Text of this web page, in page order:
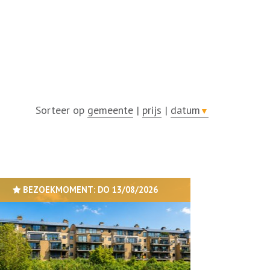
Sorteer op gemeente | prijs | datum ▼
BEZOEKMOMENT:DO 13/08/2026